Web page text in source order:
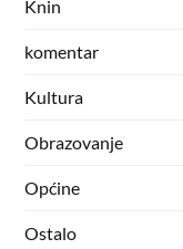
Knin
komentar
Kultura
Obrazovanje
Općine
Ostalo